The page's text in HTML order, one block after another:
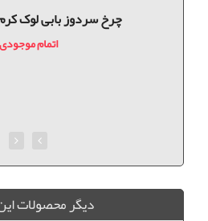
چرخ سردوز بابی لوک
اتمام موجودی
ديگر محصولات